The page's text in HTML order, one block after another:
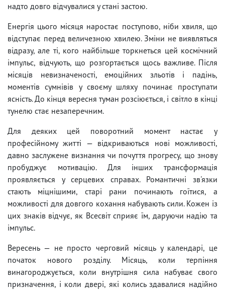
надто довго відчувалися у стані застою.
Енергія цього місяця наростає поступово, ніби хвиля, що
відступає перед величезною хвилею. Зміни не виявляться
відразу, але ті, кого найбільше торкнеться цей космічний
імпульс, відчують, що розгортається щось важливе. Після
місяців невизначеності, емоційних зльотів і падінь,
моментів сумнівів у своєму шляху починає проступати
ясність. До кінця вересня туман розсіюється, і світло в кінці
тунелю стає незаперечним.
Для деяких цей поворотний момент настає у
професійному житті — відкриваються нові можливості,
давно заслужене визнання чи почуття прогресу, що знову
пробуджує мотивацію. Для інших трансформація
проявляється у серцевих справах. Романтичні зв'язки
стають міцнішими, старі рани починають гоїтися, а
можливості для довгого кохання набувають сили. Кожен із
цих знаків відчує, як Всесвіт сприяє їм, даруючи надію та
імпульс.
Вересень — не просто черговий місяць у календарі, це
початок нового розділу. Місяць, коли терпіння
винагороджується, коли внутрішня сила набуває свого
призначення, і коли двері, які колись здавалися надійно